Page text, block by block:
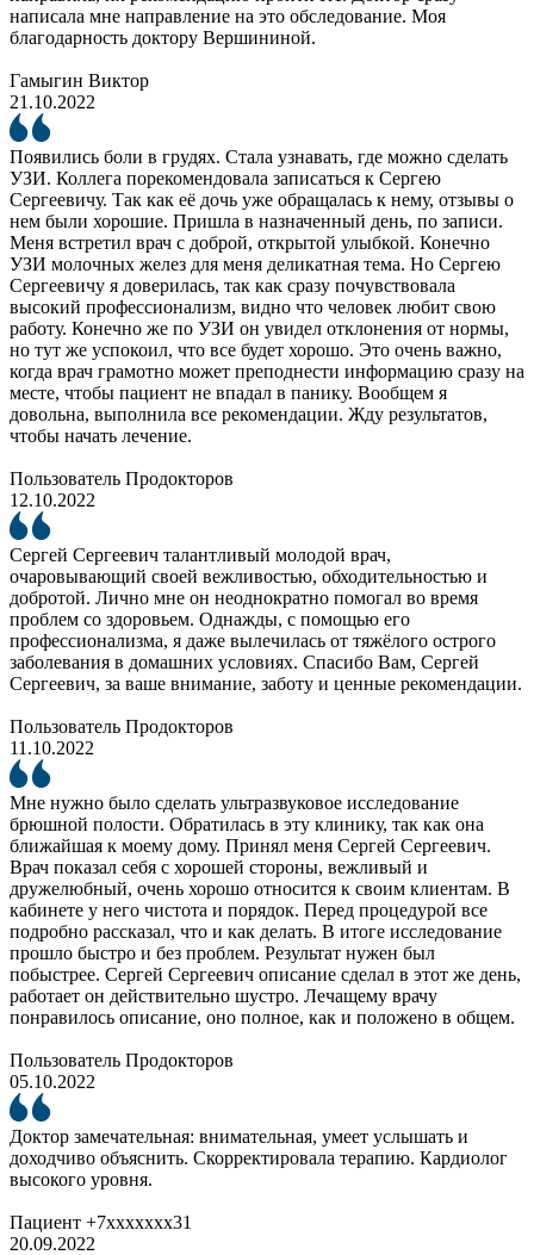
написала мне направление на это обследование. Моя
благодарность доктору Вершининой.
Гамыгин Виктор
21.10.2022
Появились боли в грудях. Стала узнавать, где можно сделать
УЗИ. Коллега порекомендовала записаться к Сергею
Сергеевичу. Так как её дочь уже обращалась к нему, отзывы о
нем были хорошие. Пришла в назначенный день, по записи.
Меня встретил врач с доброй, открытой улыбкой. Конечно
УЗИ молочных желез для меня деликатная тема. Но Сергею
Сергеевичу я доверилась, так как сразу почувствовала
высокий профессионализм, видно что человек любит свою
работу. Конечно же по УЗИ он увидел отклонения от нормы,
но тут же успокоил, что все будет хорошо. Это очень важно,
когда врач грамотно может преподнести информацию сразу на
месте, чтобы пациент не впадал в панику. Вообщем я
довольна, выполнила все рекомендации. Жду результатов,
чтобы начать лечение.
Пользователь Продокторов
12.10.2022
Сергей Сергеевич талантливый молодой врач,
очаровывающий своей вежливостью, обходительностью и
добротой. Лично мне он неоднократно помогал во время
проблем со здоровьем. Однажды, с помощью его
профессионализма, я даже вылечилась от тяжёлого острого
заболевания в домашних условиях. Спасибо Вам, Сергей
Сергеевич, за ваше внимание, заботу и ценные рекомендации.
Пользователь Продокторов
11.10.2022
Мне нужно было сделать ультразвуковое исследование
брюшной полости. Обратилась в эту клинику, так как она
ближайшая к моему дому. Принял меня Сергей Сергеевич.
Врач показал себя с хорошей стороны, вежливый и
дружелюбный, очень хорошо относится к своим клиентам. В
кабинете у него чистота и порядок. Перед процедурой все
подробно рассказал, что и как делать. В итоге исследование
прошло быстро и без проблем. Результат нужен был
побыстрее. Сергей Сергеевич описание сделал в этот же день,
работает он действительно шустро. Лечащему врачу
понравилось описание, оно полное, как и положено в общем.
Пользователь Продокторов
05.10.2022
Доктор замечательная: внимательная, умеет услышать и
доходчиво объяснить. Скорректировала терапию. Кардиолог
высокого уровня.
Пациент +7xxxxxxx31
20.09.2022